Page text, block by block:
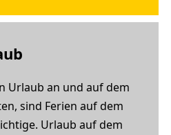
Urlaub an und auf dem
sind Ferien auf dem
Urlaub auf dem